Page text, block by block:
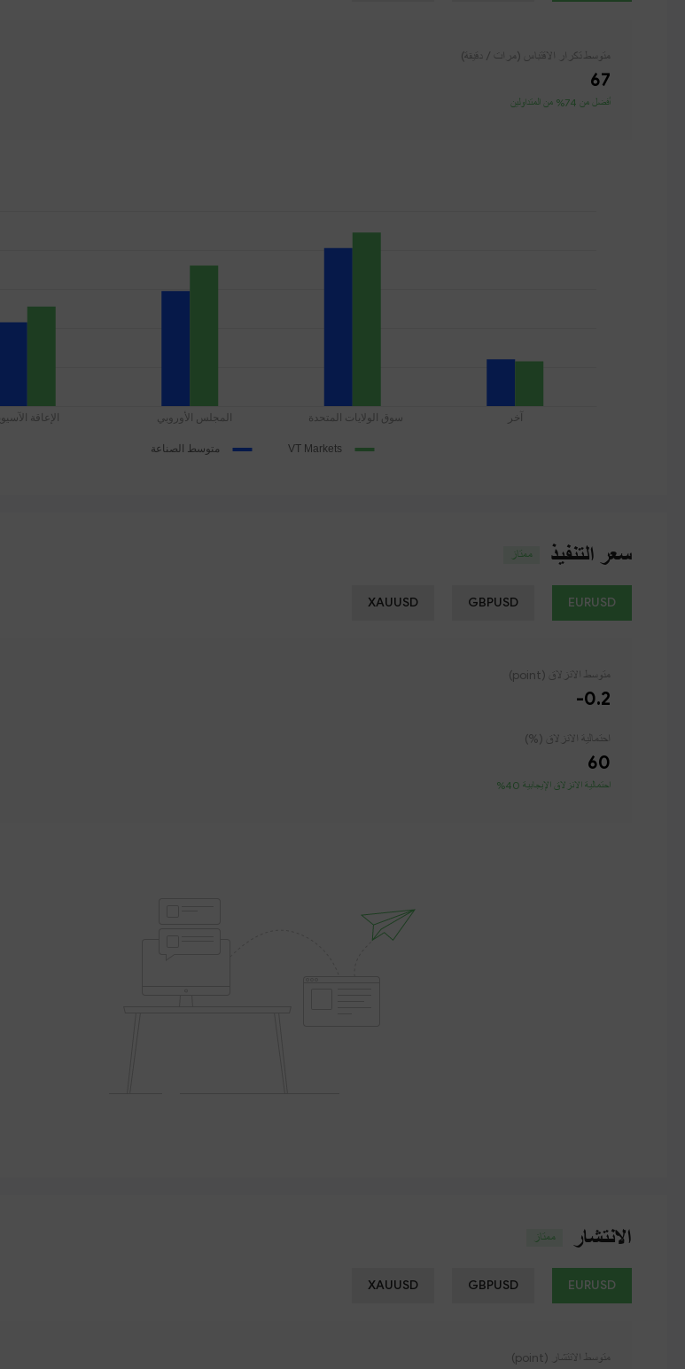
متوسط ​​تكرار الاقتباس (مرات / دقيقة)
67
أفضل من 74% من المتداولين
سعر التنفيذ ممتاز
EURUSD
GBPUSD
XAUUSD
متوسط ​​الانزلاق (point)
-0.2
احتمالية الانزلاق (%)
60
احتمالية الانزلاق الإيجابية 40%
الانتشار ممتاز
EURUSD
GBPUSD
XAUUSD
متوسط ​​الانتشار (point)